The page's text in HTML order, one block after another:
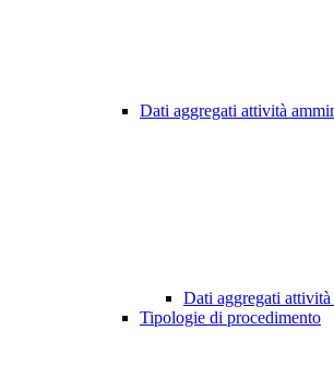
Dati aggregati attività
Dati aggregati
Tipologie di procedimento